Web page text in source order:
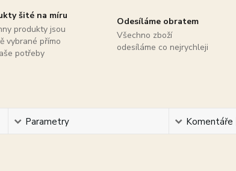
šité na míru
produkty jsou
vybrané přímo
potřeby
Odesíláme obratem
Všechno zboží
odesíláme co nejrychleji
Parametry Komentáře